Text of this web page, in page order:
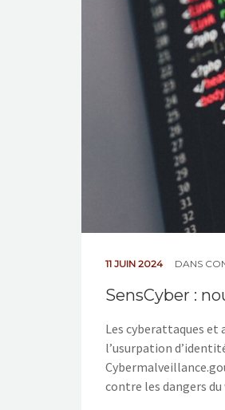
11 JUIN 2024 DANS
SensCyber :
Les cyberattaques et
l’usurpation
contre les dangers du